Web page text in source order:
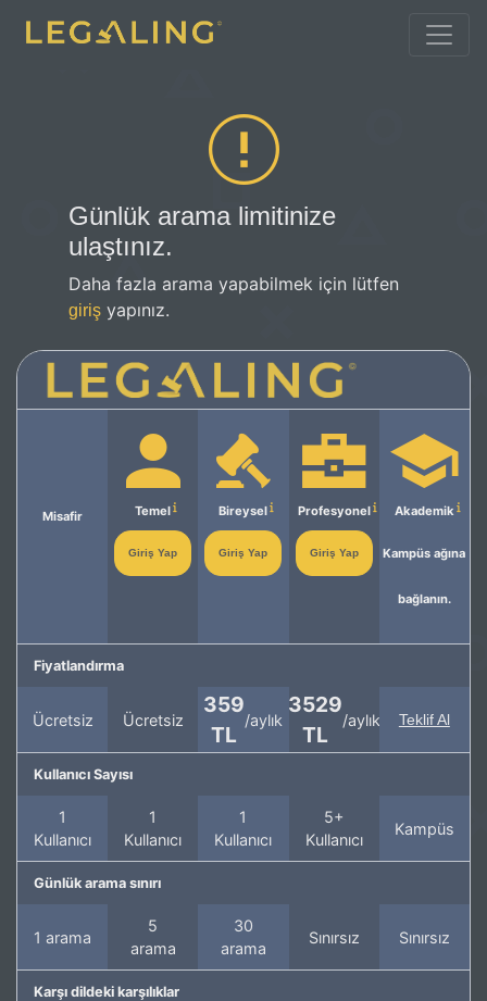
Günlük arama limitinize
ulaştınız.
Daha fazla arama yapabilmek için lütfen
giriş yapınız.
Misafir Temel
Giriş Yap
Bireysel
Giriş Yap
Profesyonel
Giriş Yap
Akademik
Kampüs ağına
bağlanın.
Fiyatlandırma
Ücretsiz Ücretsiz
359
TL
/aylık
3529
TL
/aylık Teklif Al
Kullanıcı Sayısı
1
Kullanıcı
1
Kullanıcı
1
Kullanıcı
5+
Kullanıcı
Kampüs
Günlük arama sınırı
1 arama
5
arama
30
arama
Sınırsız Sınırsız
Karşı dildeki karşılıklar